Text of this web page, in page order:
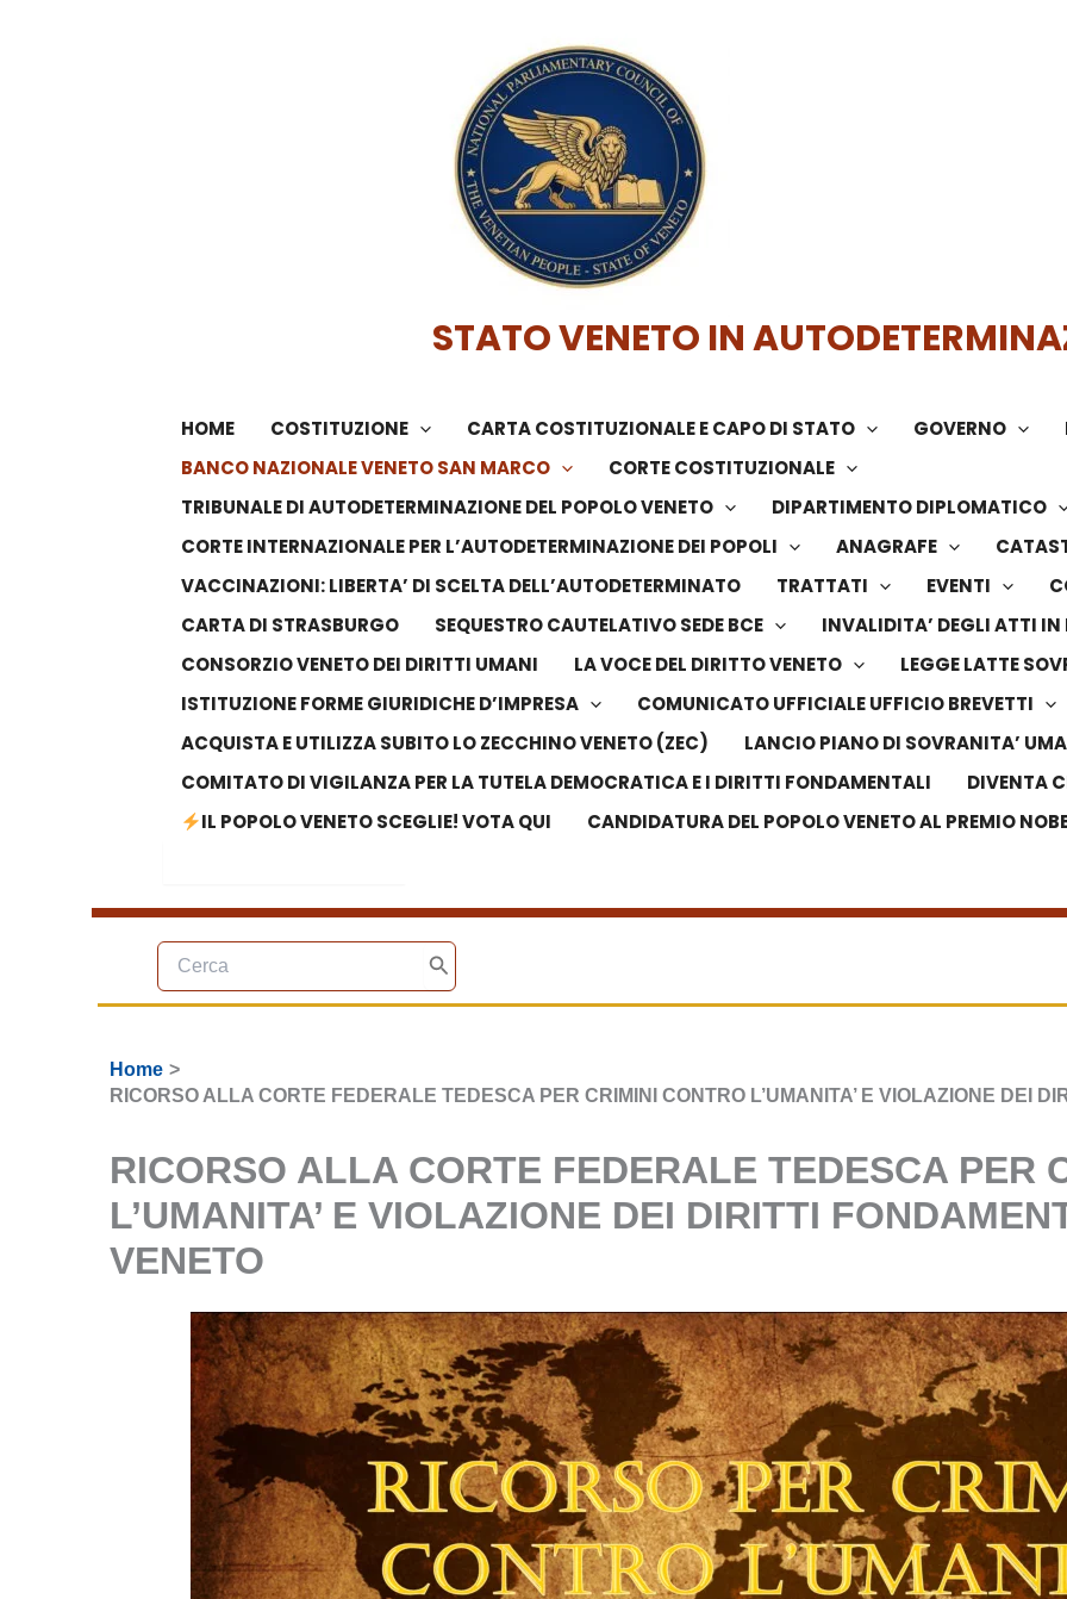
STATO VENETO IN
HOME COSTITUZIONE CARTA COSTITUZIONALE E CAPO DI STATO GOVERNO
BANCO NAZIONALE VENETO SAN MARCO
CORTE COSTITUZIONALE
TRIBUNALE DI AUTODETERMINAZIONE DEL POPOLO VENETO
DIPARTIMENTO DIPLOMATICO
CORTE INTERNAZIONALE PER L’AUTODETERMINAZIONE DEI POPOLI
ANAGRAFE
VACCINAZIONI: LIBERTA’ DI SCELTA DELL’AUTODETERMINATO
TRATTATI EVENTI
CARTA DI STRASBURGO
SEQUESTRO CAUTELATIVO SEDE BCE
INVALIDITA’ DEGLI ATTI
CONSORZIO VENETO DEI DIRITTI UMANI
LA VOCE DEL DIRITTO VENETO
LEGGE LATTE
ISTITUZIONE FORME GIURIDICHE D’IMPRESA
COMUNICATO UFFICIALE UFFICIO BREVETTI
ACQUISTA E UTILIZZA SUBITO LO ZECCHINO VENETO (ZEC)
LANCIO PIANO DI SOVRANITA’
COMITATO DI VIGILANZA PER LA TUTELA DEMOCRATICA E I DIRITTI FONDAMENTALI
DIVENTA
IL POPOLO VENETO SCEGLIE! VOTA QUI
CANDIDATURA DEL POPOLO VENETO AL PREMIO
Ricerca
per:
Cerca
Home
RICORSO ALLA CORTE FEDERALE TEDESCA PER CRIMINI CONTRO L’UMANITA’ E VIOLAZIONE DEI
RICORSO ALLA CORTE FEDERALE TEDESCA PER
L’UMANITA’ E VIOLAZIONE DEI DIRITTI
VENETO